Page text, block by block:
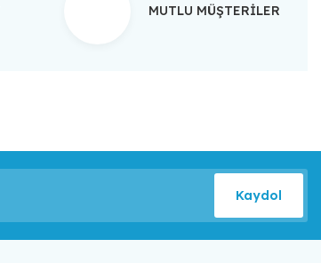
MUTLU MÜŞTERİLER
Kaydol